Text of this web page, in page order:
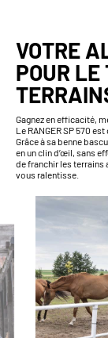
VOTRE
POUR
Gagnez en efficacité,
Le RANGER SP 570
Grâce à sa benne
en un clin d’œil, sans
de franchir les terrains
vous ralentisse.